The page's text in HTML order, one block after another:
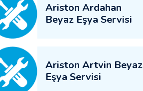
Ariston Ardahan
Beyaz Eşya Servisi
Ariston Artvin Beyaz
Eşya Servisi